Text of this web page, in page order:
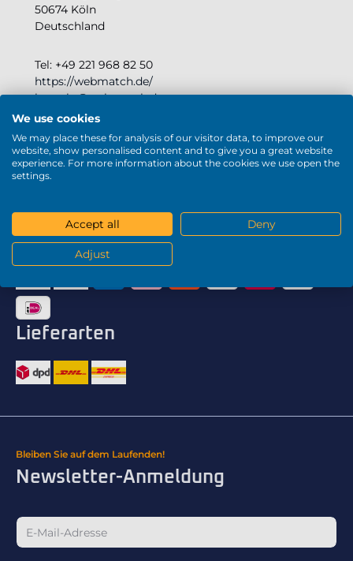
50674 Köln
Deutschland
Tel: +49 221 968 82 50
https://webmatch.de/
kontakt@webmatch.de
Lieferland
Zahlungsarten
Lieferarten
Bleiben Sie auf dem Laufenden!
Newsletter-Anmeldung
We use cookies
We may place these for analysis of our visitor data, to improve our
website, show personalised content and to give you a great website
experience. For more information about the cookies we use open the
settings.
Accept all Deny
Adjust